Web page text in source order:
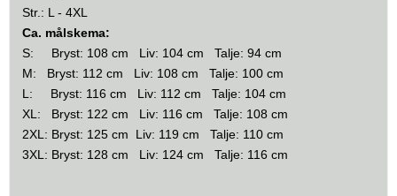
Str.: L - 4XL
Ca. målskema:
S: Bryst: 108 cm Liv: 104 cm Talje: 94 cm
M: Bryst: 112 cm Liv: 108 cm Talje: 100 cm
L: Bryst: 116 cm Liv: 112 cm Talje: 104 cm
XL: Bryst: 122 cm Liv: 116 cm Talje: 108 cm
2XL: Bryst: 125 cm Liv: 119 cm Talje: 110 cm
3XL: Bryst: 128 cm Liv: 124 cm Talje: 116 cm